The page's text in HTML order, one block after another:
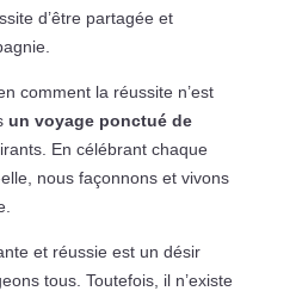
d’être partagée et
comment la réussite n’est
un voyage ponctué de
En célébrant chaque
nous façonnons et vivons
et réussie est un désir
tous. Toutefois, il n’existe